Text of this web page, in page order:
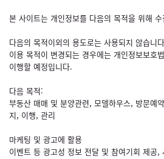
본 사이트는 개인정보를 다음의 목적을 위해
다음의 목적이외의 용도로는 사용되지 않습니
이용 목적이 변경되는 경우에는 개인정보보호
이행할 예정입니다.
다음 목적:
부동산 매매 및 분양관련, 모델하우스, 방문예
지, 이행, 관리
마케팅 및 광고에 활용
이벤트 등 광고성 정보 전달 및 참여기회 제공